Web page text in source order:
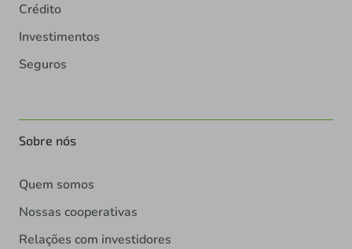
Crédito
Investimentos
Seguros
Sobre nós
Quem somos
Nossas cooperativas
Relações com investidores